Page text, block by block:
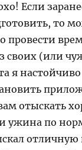
Если
то
провести
своих (или
я настойчиво
отыскать
и ужина по